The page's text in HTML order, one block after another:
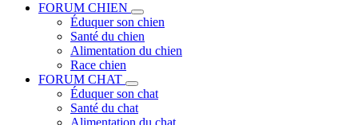
FORUM CHIEN
Éduquer son chien
Santé du chien
Alimentation du chien
Race chien
FORUM CHAT
Éduquer son chat
Santé du chat
Alimentation du chat